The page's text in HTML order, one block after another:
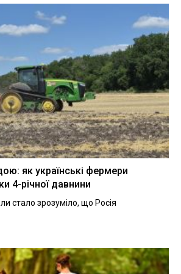
як українські фермери
4-річної давнини
стало зрозуміло, що Росія